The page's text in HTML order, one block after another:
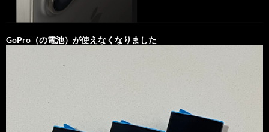
GoPro（の電池）が使えなくなりました